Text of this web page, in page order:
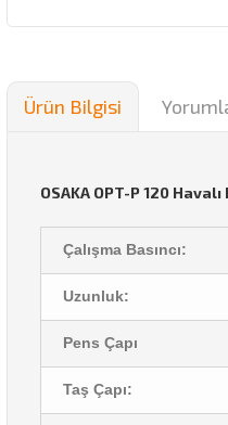
Ürün Bilgisi
OSAKA OPT-P 120
Çalışma Basıncı:
Uzunluk:
Pens Çapı
Taş Çapı: